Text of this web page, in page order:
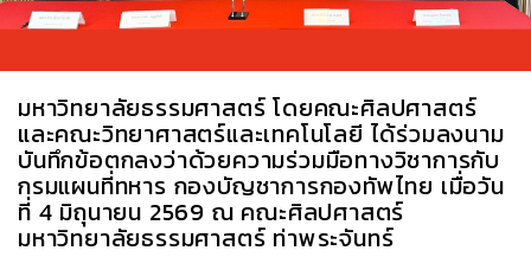
มหาวิทยาลัยธรรมศาสตร์ โดยคณะศิลปศาสตร์
และคณะวิทยาศาสตร์และเทคโนโลยี ได้ร่วมลงนาม
บันทึกข้อตกลงว่าด้วยความร่วมมือทางวิชาการกับ
กรมแผนที่ทหาร กองบัญชาการกองทัพไทย เมื่อวัน
ที่ 4 มิถุนายน 2569 ณ คณะศิลปศาสตร์
มหาวิทยาลัยธรรมศาสตร์ ท่าพระจันทร์